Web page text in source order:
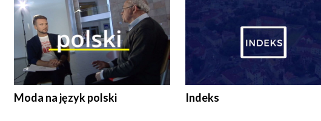
Moda na język polski Indeks